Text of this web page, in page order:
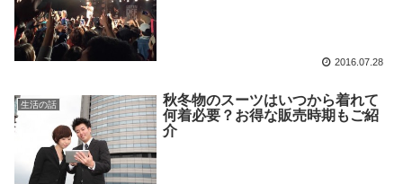
2016.07.28
生活の話
秋冬物のスーツはいつから着れて
何着必要？お得な販売時期もご紹
介